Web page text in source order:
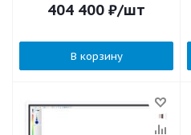
404 400 ₽/шт
В корзину